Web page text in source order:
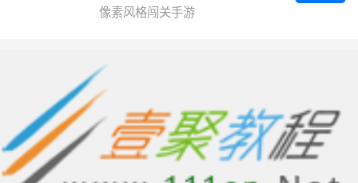
像素风格闯关手游